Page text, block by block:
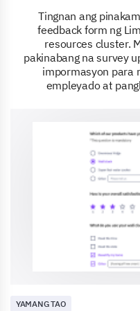
Tingnan ang
feedback form ng
resources cluster.
pakinabang na survey
impormasyon para
empleyado at
YAMANG TAO